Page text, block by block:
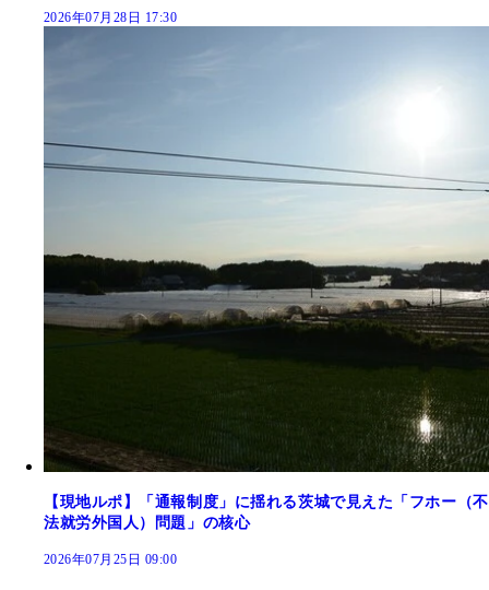
2026年07月28日 17:30
【現地ルポ】「通報制度」に揺れる茨城で見えた「フホー（不
法就労外国人）問題」の核心
2026年07月25日 09:00